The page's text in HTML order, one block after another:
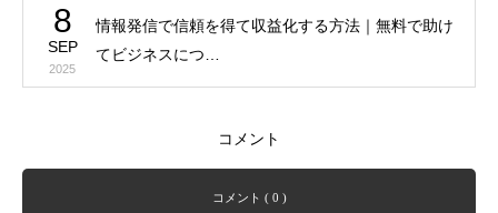
8
SEP
2025
情報発信で信頼を得て収益化する方法｜無料で助け
てビジネスにつ…
コメント
コメント ( 0 )